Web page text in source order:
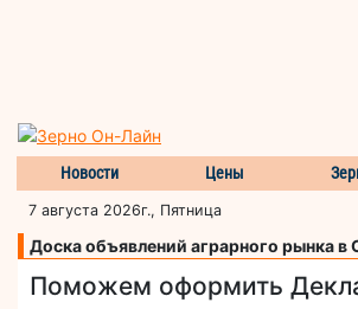
Новости Цены
7 августа 2026г., Пятница
Доска объявлений аграрного рынка
Поможем оформить